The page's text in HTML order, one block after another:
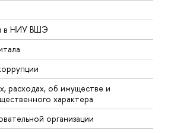
в НИУ ВШЭ
расходах, об имуществе и
характера
организации